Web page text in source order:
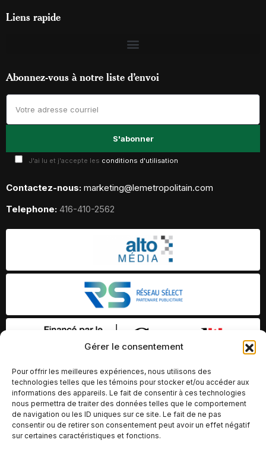
Gérer le consentement
Pour offrir les meilleures expériences, nous utilisons des
technologies telles que les témoins pour stocker et/ou accéder aux
informations des appareils. Le fait de consentir à ces technologies
nous permettra de traiter des données telles que le comportement
de navigation ou les ID uniques sur ce site. Le fait de ne pas
consentir ou de retirer son consentement peut avoir un effet négatif
sur certaines caractéristiques et fonctions.
Liens rapide
Abonnez-vous à notre liste d’envoi
J'ai lu et j'accepte les conditions d'utilisation
Contactez-nous: marketing@lemetropolitain.com
Telephone: 416-410-2562